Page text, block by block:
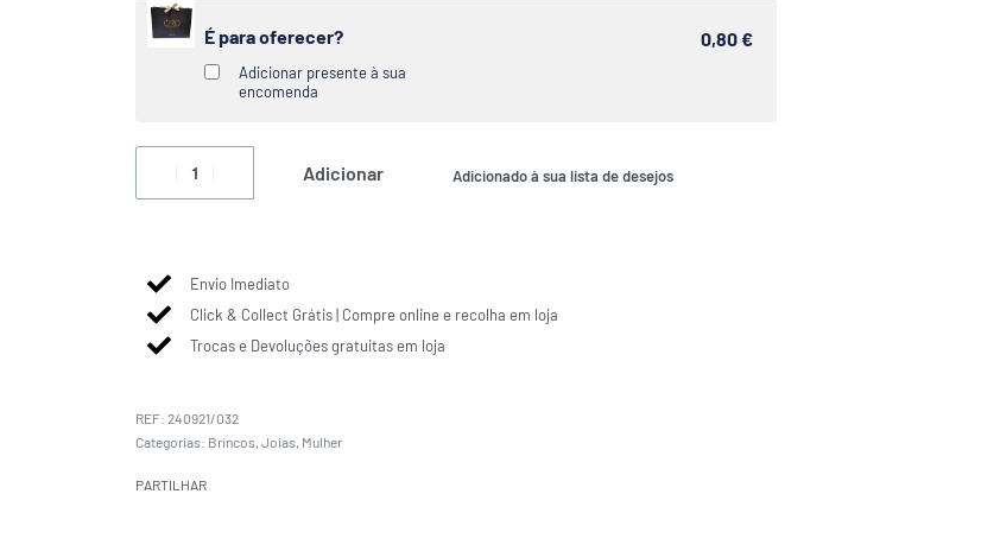
É para oferecer?
Adicionar presente à sua
encomenda
0,80 €
Adicionar Adicionado à sua lista de desejos
Envio Imediato
Click & Collect Grátis | Compre online e recolha em loja
Trocas e Devoluções gratuitas em loja
240921/032
Categorias: Brincos,Joias, Mulher
PARTILHAR